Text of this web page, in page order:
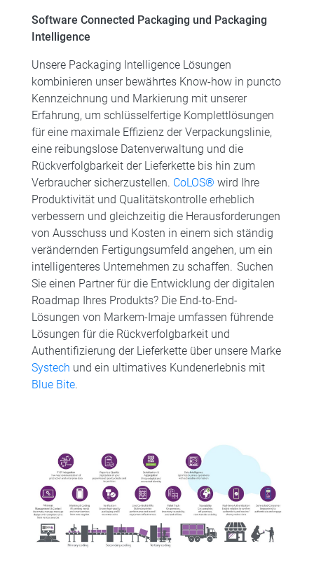
Software Connected Packaging und Packaging
Intelligence
Unsere Packaging Intelligence Lösungen
kombinieren unser bewährtes Know-how in puncto
Kennzeichnung und Markierung mit unserer
Erfahrung, um schlüsselfertige Komplettlösungen
für eine maximale Effizienz der Verpackungslinie,
eine reibungslose Datenverwaltung und die
Rückverfolgbarkeit der Lieferkette bis hin zum
Verbraucher sicherzustellen. CoLOS® wird Ihre
Produktivität und Qualitätskontrolle erheblich
verbessern und gleichzeitig die Herausforderungen
von Ausschuss und Kosten in einem sich ständig
verändernden Fertigungsumfeld angehen, um ein
intelligenteres Unternehmen zu schaffen. Suchen
Sie einen Partner für die Entwicklung der digitalen
Roadmap Ihres Produkts? Die End-to-End-
Lösungen von Markem-Imaje umfassen führende
Lösungen für die Rückverfolgbarkeit und
Authentifizierung der Lieferkette über unsere Marke
Systech und ein ultimatives Kundenerlebnis mit
Blue Bite.